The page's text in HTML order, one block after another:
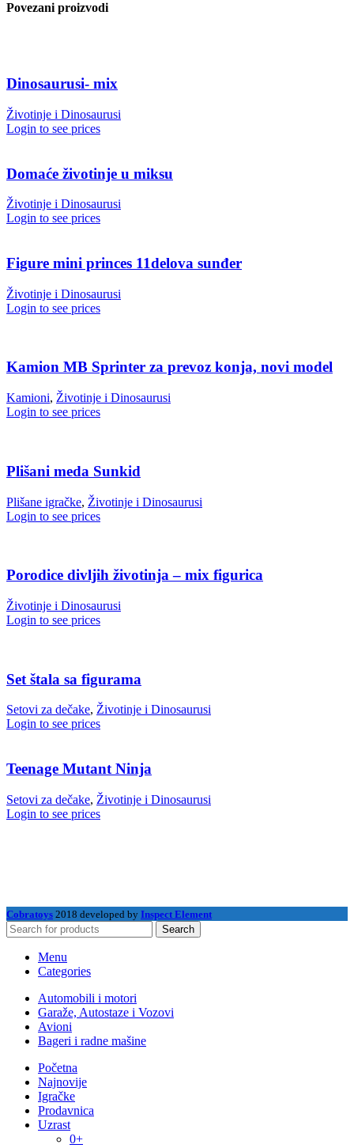
Povezani proizvodi
Dinosaurusi- mix
Životinje i Dinosaurusi
Login to see prices
Domaće životinje u miksu
Životinje i Dinosaurusi
Login to see prices
Figure mini princes 11delova sunđer
Životinje i Dinosaurusi
Login to see prices
Kamion MB Sprinter za prevoz konja, novi model
Kamioni, Životinje i Dinosaurusi
Login to see prices
Plišani meda Sunkid
Plišane igračke, Životinje i Dinosaurusi
Login to see prices
Porodice divljih životinja – mix figurica
Životinje i Dinosaurusi
Login to see prices
Set štala sa figurama
Setovi za dečake, Životinje i Dinosaurusi
Login to see prices
Teenage Mutant Ninja
Setovi za dečake, Životinje i Dinosaurusi
Login to see prices
Cobratoys 2018 developed by Inspect Element
Search
Menu
Categories
Automobili i motori
Garaže, Autostaze i Vozovi
Avioni
Bageri i radne mašine
Početna
Najnovije
Igračke
Prodavnica
Uzrast
0+